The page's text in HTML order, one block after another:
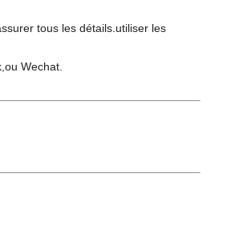
tous les détails.utiliser les
Wechat.